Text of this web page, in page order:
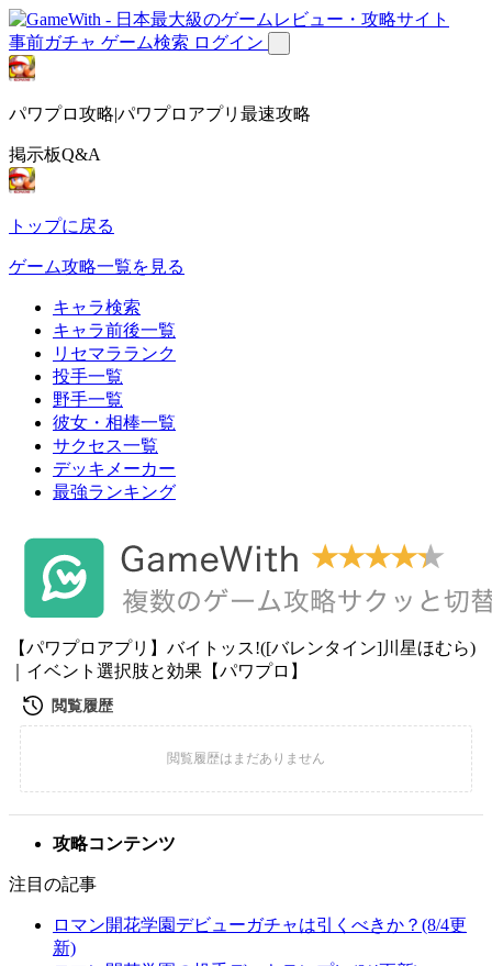
事前ガチャ ゲーム検索 ログイン
パワプロ攻略|パワプロアプリ最速攻略
掲示板Q&A
トップに戻る
ゲーム攻略一覧を見る
キャラ検索
キャラ前後一覧
リセマラランク
投手一覧
野手一覧
彼女・相棒一覧
サクセス一覧
デッキメーカー
最強ランキング
【パワプロアプリ】バイトッス!([バレンタイン]川星ほむら)
｜イベント選択肢と効果【パワプロ】
攻略コンテンツ
注目の記事
ロマン開花学園デビューガチャは引くべきか？(8/4更
新)